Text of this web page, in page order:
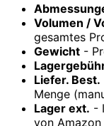
Volumen /
gesamtes
Gewicht -
Liefer. Best.
Menge
Lager ext. -
von